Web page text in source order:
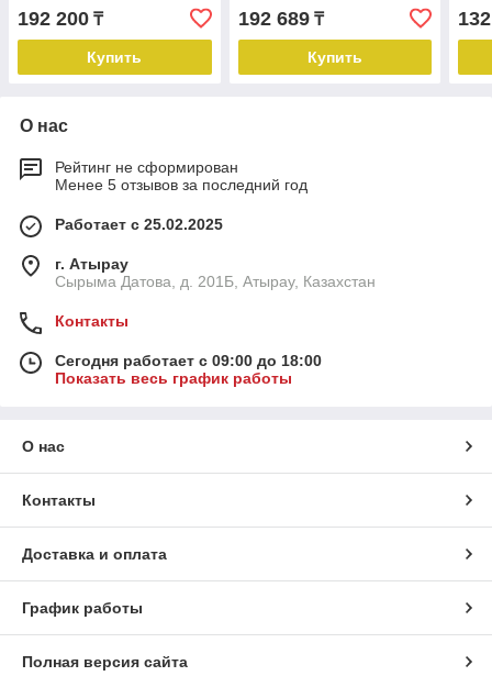
192 200 ₸
Купить
192 689₸
Купить
О нас
Рейтинг не сформирован
Менее 5 отзывов за последний год
Работает с 25.02.2025
г. Атырау
Сырыма Датова, д. 201Б, Атырау, Казахстан
Контакты
Сегодня работает с 09:00 до 18:00
Показать весь график работы
О нас
Контакты
Доставка и оплата
График работы
Полная версия сайта